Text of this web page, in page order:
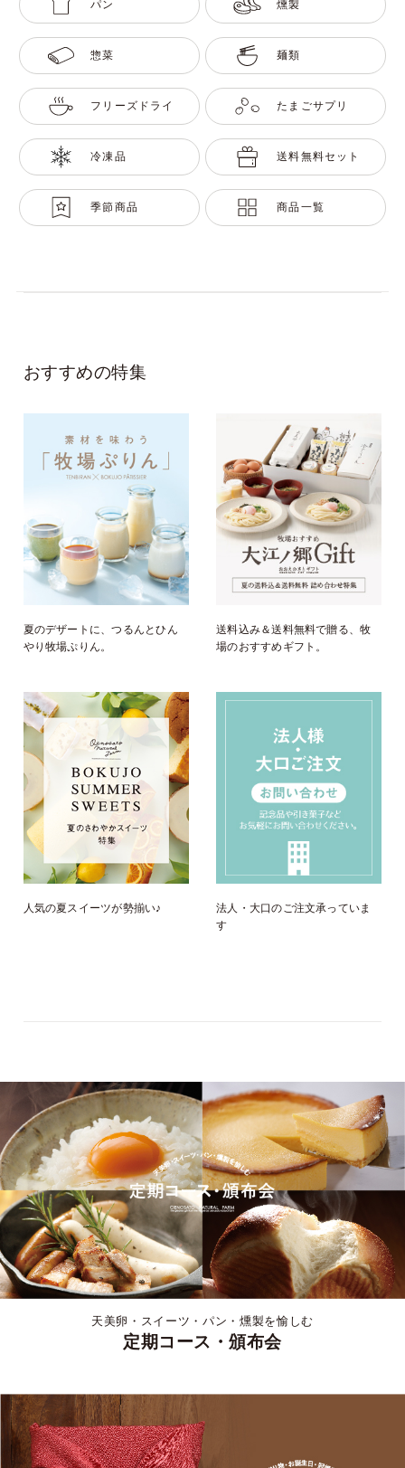
パン 燻製
惣菜 麺類
フリーズドライ たまごサプリ
冷凍品 送料無料セット
季節商品 商品一覧
おすすめの特集
夏のデザートに、つるんとひん
やり牧場ぷりん。
送料込み＆送料無料で贈る、牧
場のおすすめギフト。
人気の夏スイーツが勢揃い♪
法人・大口のご注文承っていま
す
天美卵・スイーツ・パン・燻製を愉しむ
定期コース・頒布会